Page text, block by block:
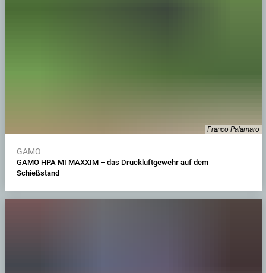
Franco Palamaro
GAMO
GAMO HPA MI MAXXIM – das Druckluftgewehr auf dem
Schießstand